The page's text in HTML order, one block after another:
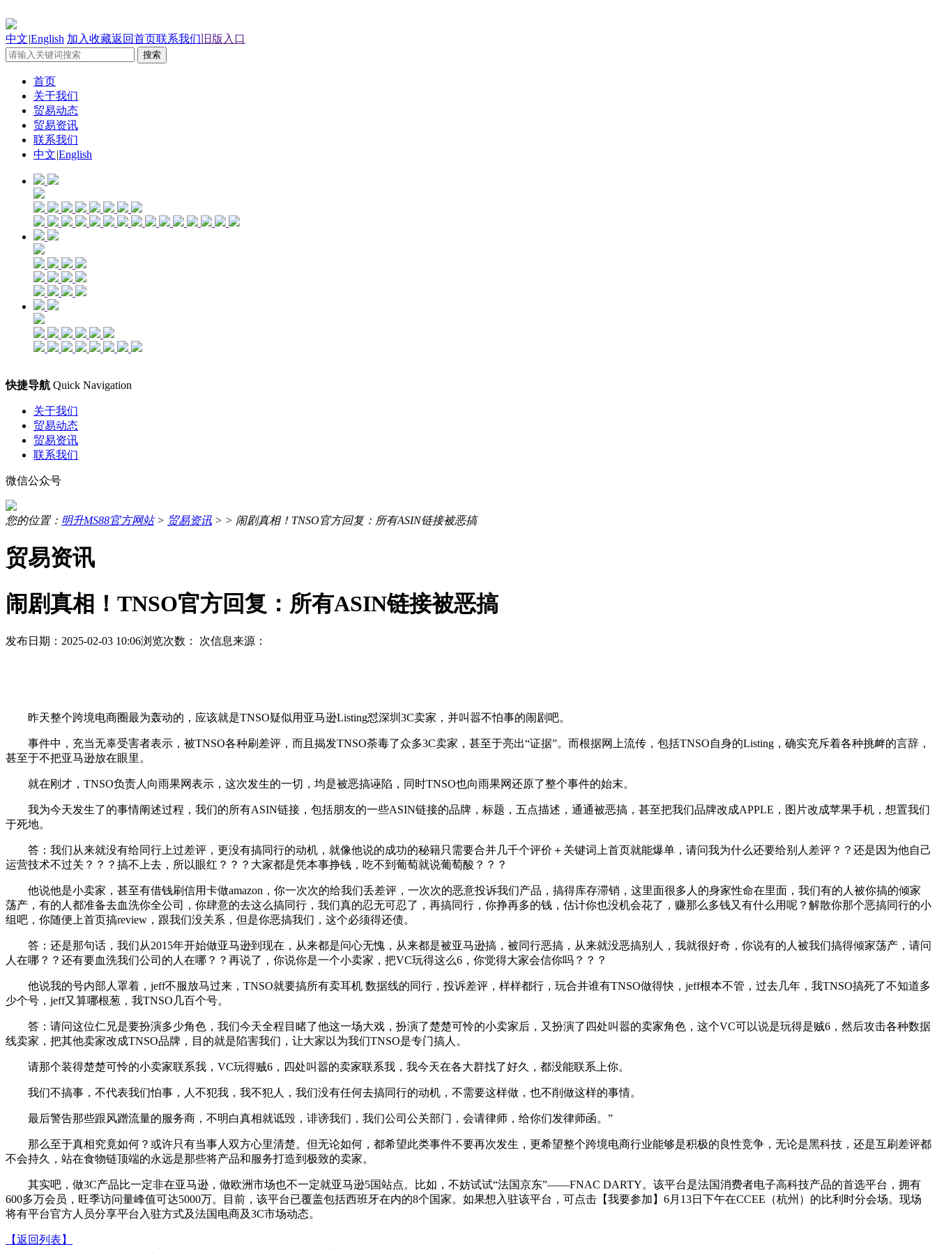
中文|English 加入收藏返回首页联系我们 旧版入口
首页
关于我们
贸易动态
贸易资讯
联系我们
中文|English
快捷导航 Quick Navigation
关于我们
贸易动态
贸易资讯
联系我们
微信公众号
您的位置： 明升MS88官方网站> 贸易资讯 > > 闹剧真相！TNSO官方回复：所有ASIN链接被恶搞
贸易资讯
闹剧真相！TNSO官方回复：所有ASIN链接被恶搞
发布日期：2025-02-03 10:06浏览次数： 次信息来源：
昨天整个跨境电商圈最为轰动的，应该就是TNSO疑似用亚马逊Listing怼深圳3C卖家，并叫嚣不怕事的闹剧吧。
事件中，充当无辜受害者表示，被TNSO各种刷差评，而且揭发TNSO荼毒了众多3C卖家，甚至于亮出“证据”。而根据网上流传，包括TNSO自身的Listing，确实充斥着各种挑衅的言辞，
甚至于不把亚马逊放在眼里。
就在刚才，TNSO负责人向雨果网表示，这次发生的一切，均是被恶搞诬陷，同时TNSO也向雨果网还原了整个事件的始末。
我为今天发生了的事情阐述过程，我们的所有ASIN链接，包括朋友的一些ASIN链接的品牌，标题，五点描述，通通被恶搞，甚至把我们品牌改成APPLE，图片改成苹果手机，想置我们
于死地。
答：我们从来就没有给同行上过差评，更没有搞同行的动机，就像他说的成功的秘籍只需要合并几千个评价＋关键词上首页就能爆单，请问我为什么还要给别人差评？？还是因为他自己
运营技术不过关？？？搞不上去，所以眼红？？？大家都是凭本事挣钱，吃不到葡萄就说葡萄酸？？？
他说他是小卖家，甚至有借钱刷信用卡做amazon，你一次次的给我们丢差评，一次次的恶意投诉我们产品，搞得库存滞销，这里面很多人的身家性命在里面，我们有的人被你搞的倾家
荡产，有的人都准备去血洗你全公司，你肆意的去这么搞同行，我们真的忍无可忍了，再搞同行，你挣再多的钱，估计你也没机会花了，赚那么多钱又有什么用呢？解散你那个恶搞同行的小
组吧，你随便上首页搞review，跟我们没关系，但是你恶搞我们，这个必须得还债。
答：还是那句话，我们从2015年开始做亚马逊到现在，从来都是问心无愧，从来都是被亚马逊搞，被同行恶搞，从来就没恶搞别人，我就很好奇，你说有的人被我们搞得倾家荡产，请问
人在哪？？还有要血洗我们公司的人在哪？？再说了，你说你是一个小卖家，把VC玩得这么6，你觉得大家会信你吗？？？
他说我的号内部人罩着，jeff不服放马过来，TNSO就要搞所有卖耳机 数据线的同行，投诉差评，样样都行，玩合并谁有TNSO做得快，jeff根本不管，过去几年，我TNSO搞死了不知道多
少个号，jeff又算哪根葱，我TNSO几百个号。
答：请问这位仁兄是要扮演多少角色，我们今天全程目睹了他这一场大戏，扮演了楚楚可怜的小卖家后，又扮演了四处叫嚣的卖家角色，这个VC可以说是玩得是贼6，然后攻击各种数据
线卖家，把其他卖家改成TNSO品牌，目的就是陷害我们，让大家以为我们TNSO是专门搞人。
请那个装得楚楚可怜的小卖家联系我，VC玩得贼6，四处叫嚣的卖家联系我，我今天在各大群找了好久，都没能联系上你。
我们不搞事，不代表我们怕事，人不犯我，我不犯人，我们没有任何去搞同行的动机，不需要这样做，也不削做这样的事情。
最后警告那些跟风蹭流量的服务商，不明白真相就诋毁，诽谤我们，我们公司公关部门，会请律师，给你们发律师函。”
那么至于真相究竟如何？或许只有当事人双方心里清楚。但无论如何，都希望此类事件不要再次发生，更希望整个跨境电商行业能够是积极的良性竞争，无论是黑科技，还是互刷差评都
不会持久，站在食物链顶端的永远是那些将产品和服务打造到极致的卖家。
其实吧，做3C产品比一定非在亚马逊，做欧洲市场也不一定就亚马逊5国站点。比如，不妨试试“法国京东”——FNAC DARTY。该平台是法国消费者电子高科技产品的首选平台，拥有
600多万会员，旺季访问量峰值可达5000万。目前，该平台已覆盖包括西班牙在内的8个国家。如果想入驻该平台，可点击【我要参加】6月13日下午在CCEE（杭州）的比利时分会场。现场
将有平台官方人员分享平台入驻方式及法国电商及3C市场动态。
【返回列表】